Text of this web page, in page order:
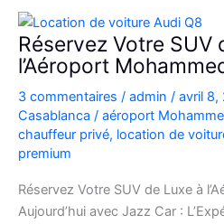
Fiat
500
:
pratiques
et
bons
Réservez Votre SUV
l’Aéroport
3 commentaires / admin / avril 8,
Casablanca / aéroport
chauffeur privé, location de
premium
Réservez Votre SUV de Luxe à
Aujourd’hui avec Jazz Car :